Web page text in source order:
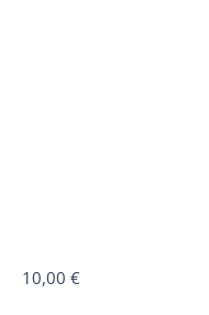
10,00 €
quantité